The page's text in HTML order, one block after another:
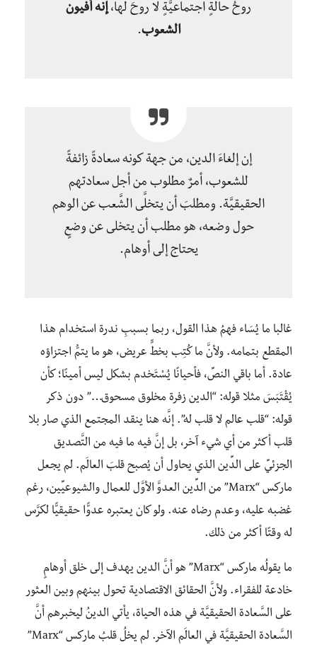
روحُ حالةٍ اجتماعيَّةٍ لا روحَ لها،إنَّه أفيون
الشعوب.
إن إلغاءَ الدين، من جهة كونه سعادةً زائفةً
للشعوب، أمرٌ مطلوب من أجل سعادتهم
الحقيقيَّة. ومطلبَ أن يتخلَّى الشَّعب عن الوهم
حول وضعه، هو مطلب أن يتخلى عن وضعٍ
يحتاج إلى أوهام.
غالبا ما يُسَاء فهمُ هذا القول، ربما بسببِ ندرة استخدام هذا
المقطع بتمامه. ولأنَّ ما كُتِب بخطٍّ عريض، هو ما يتمُّ اجتزاؤه
عادة. أما باقي النصِّ، فأحيانًا يُسْتَخدم بشكل ليس أمينًا؛ كأن
يُقْتَبَسَ مثلا قوله: “الدين زفرة مخلوق مسحوق…” دون ذكر
قوله: “قلب عالم لا قلب له”. إنَّه هنا ينقد المجتمع الذي صار بلا
قلب أكثر من أي شيء آخر، بل إنَّ فيه ما فيه من التَّصديق
الجزئيِّ على الدِّين الذي يحاول أن يُصبح قلبَ العالَم. لم يجعل
ماركس “Marx” من الدِّين العدوَّ الأوَّل للعمال والشيوعيِّين، رغم
غضبه عليه، وعدم رضاه عنه. ولو كان يعتبره عدوًّا حقيقيًّا لكرَّس
له وقتًا أكثر من ذلك.
ما يقولُه ماركس “Marx” هو أنَّ الدين يهدف إلى خلق أوهامٍ
خادعة للفقراء. ولأنَّ الحقائق الاقتصادية تحول بينهم وبين العثور
على السَّعادة الحقيقيَّة في هذه الحياة، يأتي الدينُ ليخبرهم أنَّ
السَّعادة الحقيقيَّة في العالَم الآخر. لم يخلُ قلبُ ماركس “Marx”